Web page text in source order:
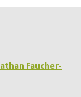
Faucher-